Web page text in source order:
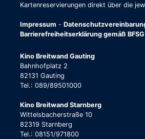
Kartenreservierungen direkt über die
Impressum -
Barrierefreiheitserklärung gemäß BFSG
Kino Breitwand Gauting
Bahnhofplatz 2
82131 Gauting
Tel.: 089/89501000
Kino Breitwand Starnberg
Wittelsbacherstraße 10
82319 Starnberg
Tel.: 08151/971800